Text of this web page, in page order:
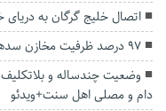
اتصال خلیج گرگان به دریای
۹۷ درصد ظرفیت مخازن سدهای گلستان خالی است
وضعیت چندساله و
دام و مصلی اهل سنت+ویدئو